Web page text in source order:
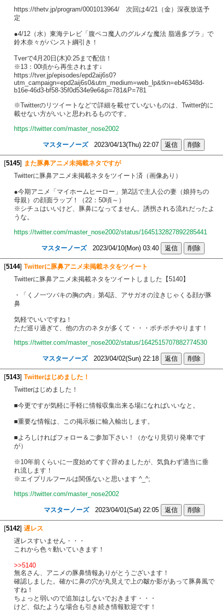
https://thetv.jp/program/0001013964/ 次回は4/21（金）深夜放送予
定
●4/12（水）東海テレビ「腹ペコ魔人のグルメな魔法 脂過多ブラ」で
鈴木奈々がパンスト綱引き！
Tverで4月20日(木)0:25まで配信！
※13：00頃から再生されます↓
https://tver.jp/episodes/epd2aij6s0?
utm_campaign=epd2aij6s0&utm_medium=web_lp&tkn=eb46348d-
b16e-46d3-bf58-35f0d534e9e6&p=781&P=781
※Twitterのリツイートなどで詳細を載せていないものは、Twitter的に
載せない方がいいと思われるものです。
https://twitter.com/master_nose2002
マスターノーズ2023/04/13(Thu) 22:07
[5145] また豚鼻アニメ未掲載ネタですが
Twitterに豚鼻アニメ未掲載ネタをツイート済（画像あり）
●今期アニメ「マイホームヒーロー」第2話で主人公の妻（娘持ちの
母親）の顔面ラップ！（22：50頃～）
※シチュはいいけど、豚鼻になってません。誘拐される流れだったよ
うな。
https://twitter.com/master_nose2002/status/1645132827892285441
マスターノーズ2023/04/10(Mon) 03:40
[5144] Twitterに豚鼻アニメ未掲載ネタをツイート
Twitterに豚鼻アニメ未掲載ネタをツイートしました【5140】
・「くノ一ツバキの胸の内」第4話、アサガオの泣きじゃくる顔が豚
鼻
気軽でいいですね！
ただ巡り過ぎて、他の方のネタが多くて・・・ボチボチやります！
https://twitter.com/master_nose2002/status/1642515707882774530
マスターノーズ2023/04/02(Sun) 22:18
[5143] Twitterはじめました！
Twitterはじめました！
■今更ですが気軽に手軽に情報収集出来る場になればいいなと。
■重要な情報は、この掲示板に輸入輸出します。
■よろしければフォロー＆ご参加下さい！（かなり見切り発車です
が）
※10年前くらいに一度始めてすぐ辞めましたが、気負わず適当に垂
れ流します！
※エイプリルフールは関係ないと思います ^_^;
https://twitter.com/master_nose2002
マスターノーズ2023/04/01(Sat) 22:05
[5142] 遅レス
遅レスすいません・・・
これから色々動いていきます！
>>5140
無名さん、アニメの豚鼻情報ありがとうございます！
確認しました。確かに鼻の穴が丸見えで上の皺か影があって豚鼻風で
すね！
ちょっと弱いので追加はしないでおきます・・・
けど、似たような場合も引き続き情報歓迎です！